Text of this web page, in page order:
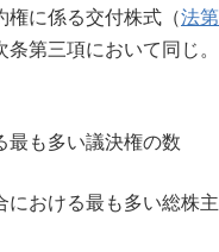
権に係る交付株式（法
第三項において同じ
も多い議決権の数
おける最も多い総株